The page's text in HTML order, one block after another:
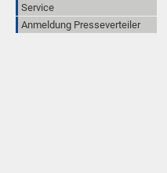
Service
Anmeldung Presseverteiler